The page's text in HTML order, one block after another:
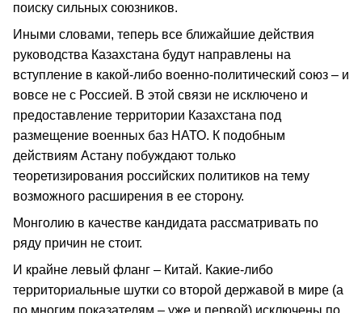
поиску сильных союзников.
Иными словами, теперь все ближайшие действия
руководства Казахстана будут направлены на
вступление в какой-либо военно-политический союз – и
вовсе не с Россией. В этой связи не исключено и
предоставление территории Казахстана под
размещение военных баз НАТО. К подобным
действиям Астану побуждают только
теоретизирования российских политиков на тему
возможного расширения в ее сторону.
Монголию в качестве кандидата рассматривать по
ряду причин не стоит.
И крайне левый фланг – Китай. Какие-либо
территориальные шутки со второй державой в мире (а
по многим показателям – уже и первой) исключены по